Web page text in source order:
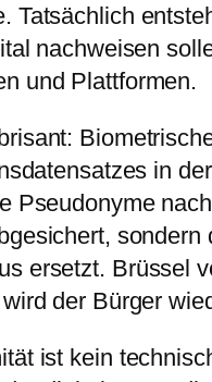
Tatsächlich
nachweisen
und Plattformen.
in
Pseudonyme
ersetzt. Brüssel
der Bürger
ist kein